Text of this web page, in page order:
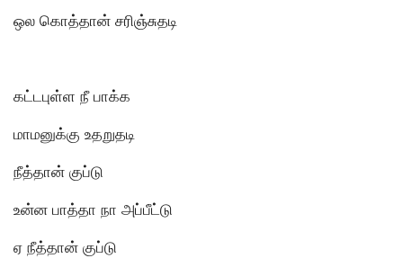
ஒல கொத்தான் சரிஞ்சுதடி
கட்டபுள்ள நீ பாக்க
மாமனுக்கு உதறுதடி
நீத்தான் குப்டு
உன்ன பாத்தா நா அப்பீட்டு
ஏ நீத்தான் குப்டு